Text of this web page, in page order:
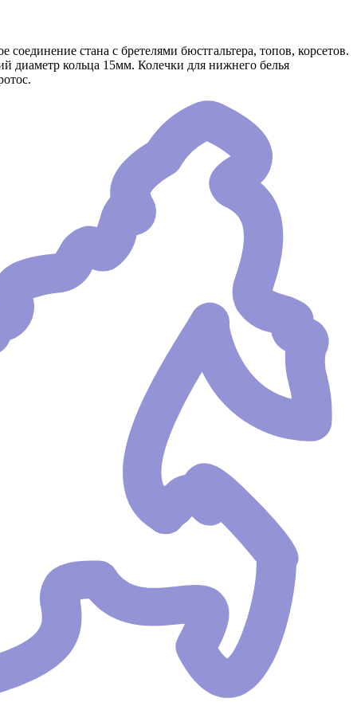
стана с бретелями бюстгальтера, топов, корсетов.
диаметр кольца 15мм. Колечки для нижнего белья